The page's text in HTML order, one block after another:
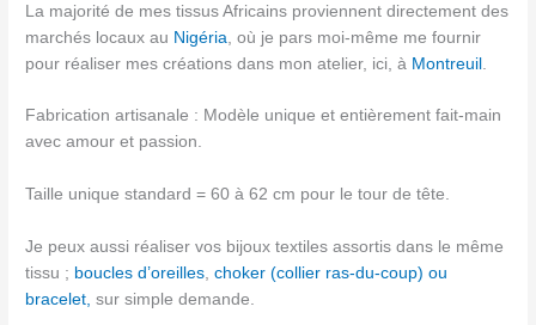
La majorité de mes tissus Africains proviennent directement des
marchés locaux au Nigéria , où je pars moi-même me fournir
pour réaliser mes créations dans mon atelier, ici, à Montreuil
Fabrication artisanale : Modèle unique et entièrement fait-main
avec amour et passion.
Taille unique standard = 60 à 62 cm pour le tour de tête.
Je peux aussi réaliser vos bijoux textiles assortis dans le même
tissu ; boucles d’oreilles,choker (collier ras-du-coup) ou
bracelet, sur simple demande.